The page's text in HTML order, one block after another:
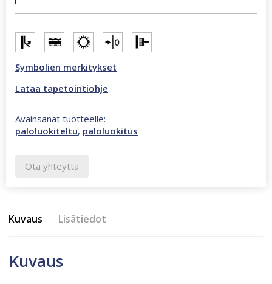
Symbolien merkitykset
Lataa tapetointiohje
Avainsanat tuotteelle:
paloluokiteltu, paloluokitus
Ota yhteyttä
Kuvaus Lisätiedot
Kuvaus